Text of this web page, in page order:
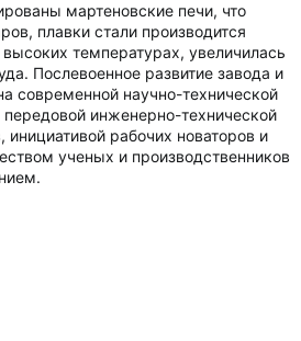
мартеновские печи, что
плавки стали производится
температурах, увеличилась
Послевоенное развитие завода и
современной научно-технической
передовой инженерно-технической
рабочих новаторов и
ученых и производственников